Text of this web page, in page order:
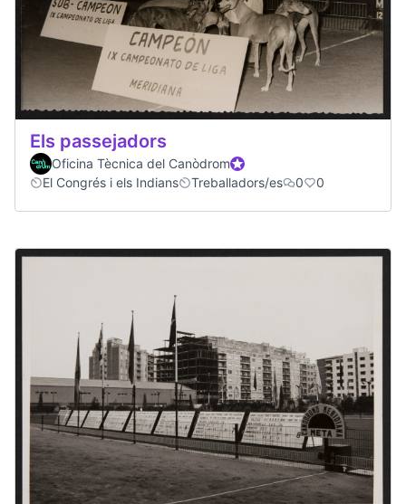
Els passejadors
Oficina Tècnica del CanòdromOfficial participant
El Congrés i els Indians
Treballadors/es 0 0